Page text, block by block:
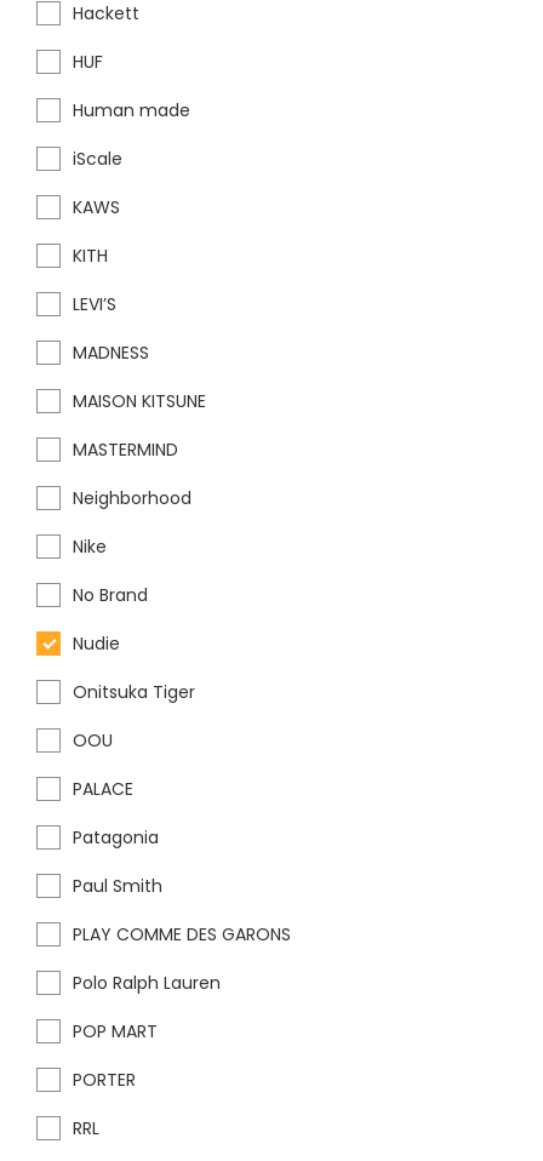
Hackett
HUF
Human made
iScale
KAWS
KITH
LEVI’S
MADNESS
MAISON KITSUNE
MASTERMIND
Neighborhood
Nike
No Brand
Nudie
Onitsuka Tiger
OOU
PALACE
Patagonia
Paul Smith
PLAY COMME DES GARONS
Polo Ralph Lauren
POP MART
PORTER
RRL